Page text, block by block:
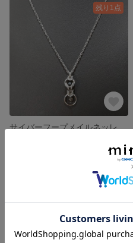
残り1点
サイバーフープメイルネッレス 05
SOLD OUT